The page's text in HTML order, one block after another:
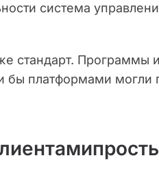
система
стандарт. Программы
платформами могли